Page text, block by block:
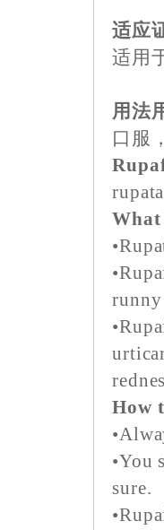
适应
适用
用法
口服
runny
How
•You
sure.